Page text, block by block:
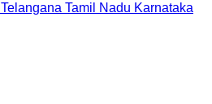
Telangana Tamil Nadu Karnataka